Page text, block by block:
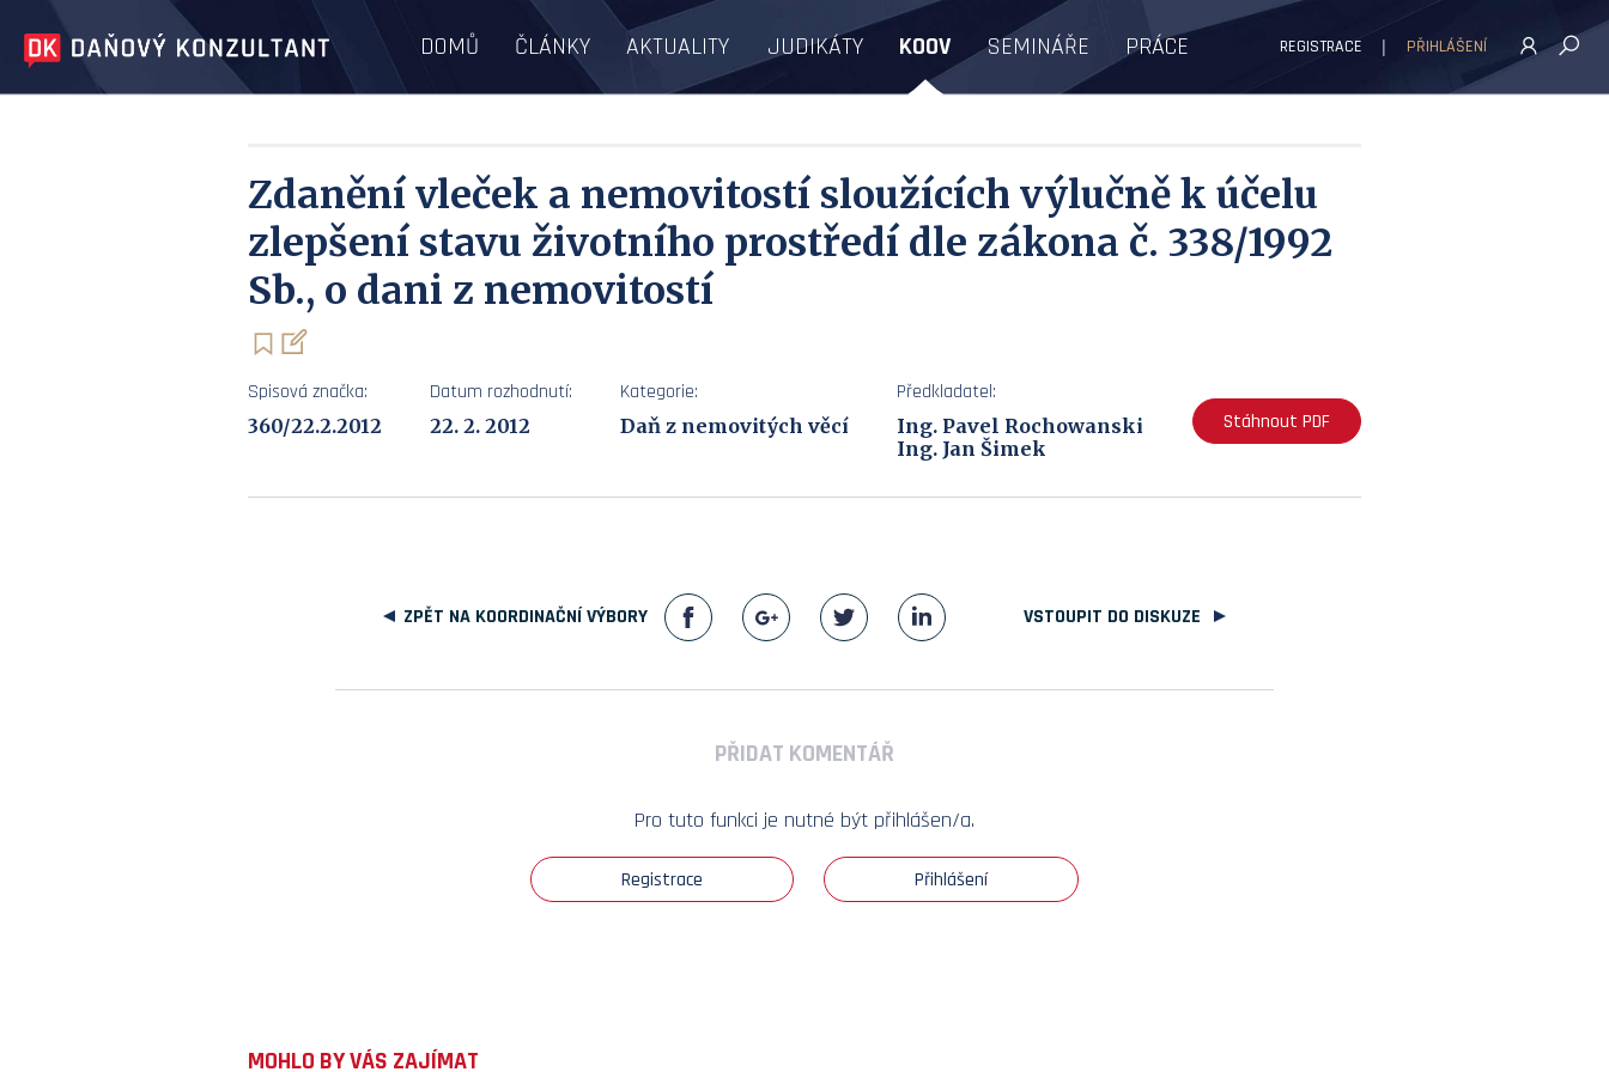
DOMŮ ČLÁNKY AKTUALITY JUDIKÁTY KOOV SEMINÁŘE PRÁCE REGISTRACE PŘIHLÁŠENÍ
Zdanění vleček a nemovitostí sloužících výlučně k účelu
zlepšení stavu životního prostředí dle zákona č. 338/1992
Sb., o dani z nemovitostí
Spisová značka:
360/22.2.2012
Datum rozhodnutí:
22. 2. 2012
Kategorie:
Daň z nemovitých věcí
Předkladatel:
Ing. Pavel Rochowanski
Ing. Jan Šimek
Stáhnout PDF
ZPĚT NA KOORDINAČNÍ VÝBORY VSTOUPIT DO DISKUZE
PŘIDAT KOMENTÁŘ
Pro tuto funkci je nutné být přihlášen/a.
Registrace Přihlášení
MOHLO BY VÁS ZAJÍMAT